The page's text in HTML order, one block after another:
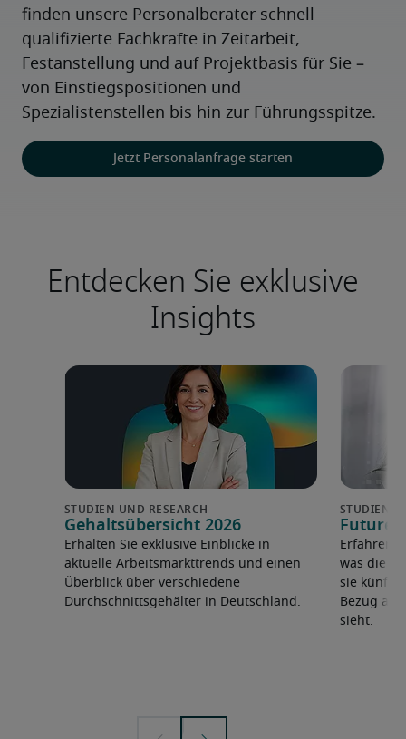
finden unsere Personalberater schnell
qualifizierte Fachkräfte in Zeitarbeit,
Festanstellung und auf Projektbasis für Sie –
von Einstiegspositionen und
Spezialistenstellen bis hin zur Führungsspitze.
Jetzt Personalanfrage starten
Entdecken Sie exklusive
Insights
Gehaltsübersicht 2026
Erhalten Sie exklusive Einblicke in
aktuelle Arbeitsmarkttrends und einen
Überblick über verschiedene
Durchschnittsgehälter in Deutschland.
Future
Erfahren
was die
sie
Bezug
sieht.